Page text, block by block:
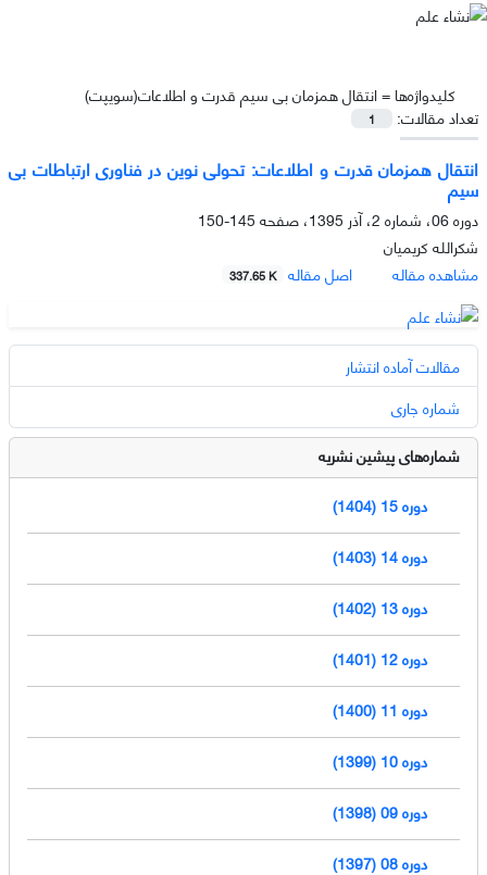
کلیدواژه‌ها =انتقال همزمان بی سیم قدرت و اطلاعات(سویپت)
تعداد مقالات:
1
انتقال همزمان قدرت و اطلاعات: تحولی نوین در فناوری ارتباطات بی
سیم
دوره 06، شماره 2، آذر 1395، صفحه
145-150
شکرالله کریمیان
مشاهده مقاله
اصل مقاله 337.65 K
مقالات آماده انتشار
شماره جاری
شماره‌های پیشین نشریه
دوره 15 (1404)
دوره 14 (1403)
دوره 13 (1402)
دوره 12 (1401)
دوره 11 (1400)
دوره 10 (1399)
دوره 09 (1398)
دوره 08 (1397)